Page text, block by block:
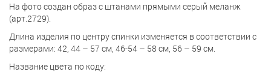
На фото создан образ с штанами прямыми серый меланж
(арт.2729).
Длина изделия по центру спинки изменяется в соответствии с
размерами: 42, 44 – 57 см, 46-54 – 58 см, 56 – 59 см.
Название цвета по коду: